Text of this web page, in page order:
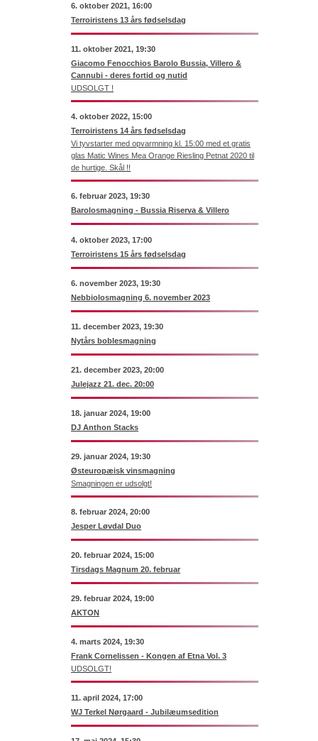
6. oktober 2021, 16:00
Terroiristens 13 års fødselsdag
11. oktober 2021, 19:30
Giacomo Fenocchios Barolo Bussia, Villero &
Cannubi - deres fortid og nutid
UDSOLGT !
4. oktober 2022, 15:00
Terroiristens 14 års fødselsdag
Vi tyvstarter med opvarmning kl. 15:00 med et gratis
glas Matic Wines Mea Orange Riesling Petnat 2020 til
de hurtige. Skål !!
6. februar 2023, 19:30
Barolosmagning - Bussia Riserva & Villero
4. oktober 2023, 17:00
Terroiristens 15 års fødselsdag
6. november 2023, 19:30
Nebbiolosmagning 6. november 2023
11. december 2023, 19:30
Nytårs boblesmagning
21. december 2023, 20:00
Julejazz 21. dec. 20:00
18. januar 2024, 19:00
DJ Anthon Stacks
29. januar 2024, 19:30
Østeuropæisk vinsmagning
Smagningen er udsolgt!
8. februar 2024, 20:00
Jesper Løvdal Duo
20. februar 2024, 15:00
Tirsdags Magnum 20. februar
29. februar 2024, 19:00
AKTON
4. marts 2024, 19:30
Frank Cornelissen - Kongen af Etna Vol. 3
UDSOLGT!
11. april 2024, 17:00
WJ Terkel Nørgaard - Jubilæumsedition